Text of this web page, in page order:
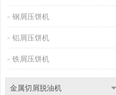
钢屑压饼机
铝屑压饼机
铁屑压饼机
金属切屑脱油机